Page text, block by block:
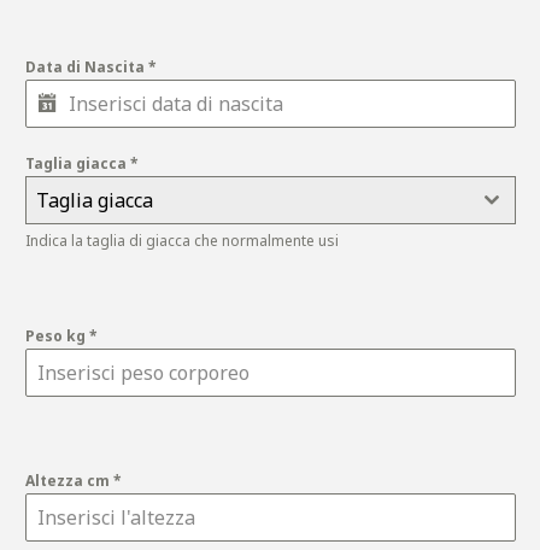
Data di Nascita *
Taglia giacca *
Taglia giacca
Indica la taglia di giacca che normalmente usi
Peso kg *
Altezza cm *